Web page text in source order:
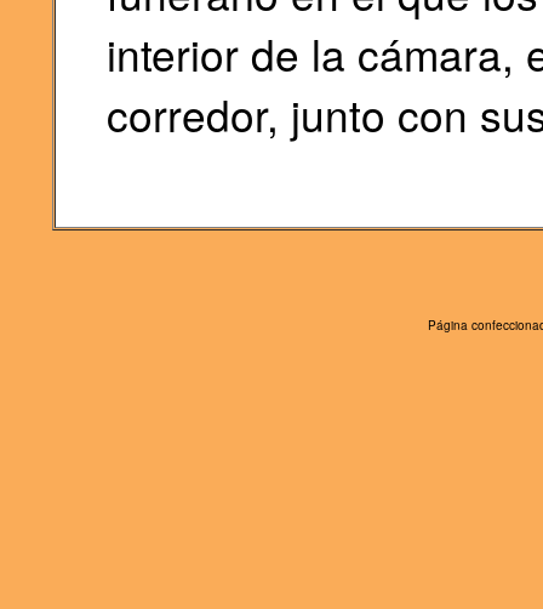
interior de la cámara,
corredor, junto con
Página